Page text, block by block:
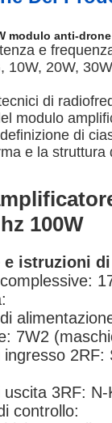
modulo anti-
e
10W, 20W,
di
modulo
di
e la struttura
100W
e istruzioni
7W2
2RF:
3RF: N-
controllo: